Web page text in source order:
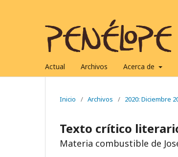
Actual Archivos Acerca de
Inicio / Archivos / 2020: Diciembre
Texto crítico
Materia combustible de